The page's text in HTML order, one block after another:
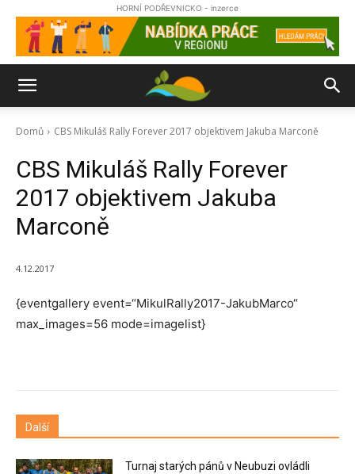
HORNÍ PODŘEVNICKO - inzerce
Domů CBS Mikuláš Rally Forever 2017 objektivem Jakuba Marconě
CBS Mikuláš Rally Forever
2017 objektivem Jakuba
Marconě
4.12.2017
{eventgallery event=“MikulRally2017-JakubMarco“
max_images=56 mode=imagelist}
Další
Turnaj starých pánů v Neubuzi ovládli